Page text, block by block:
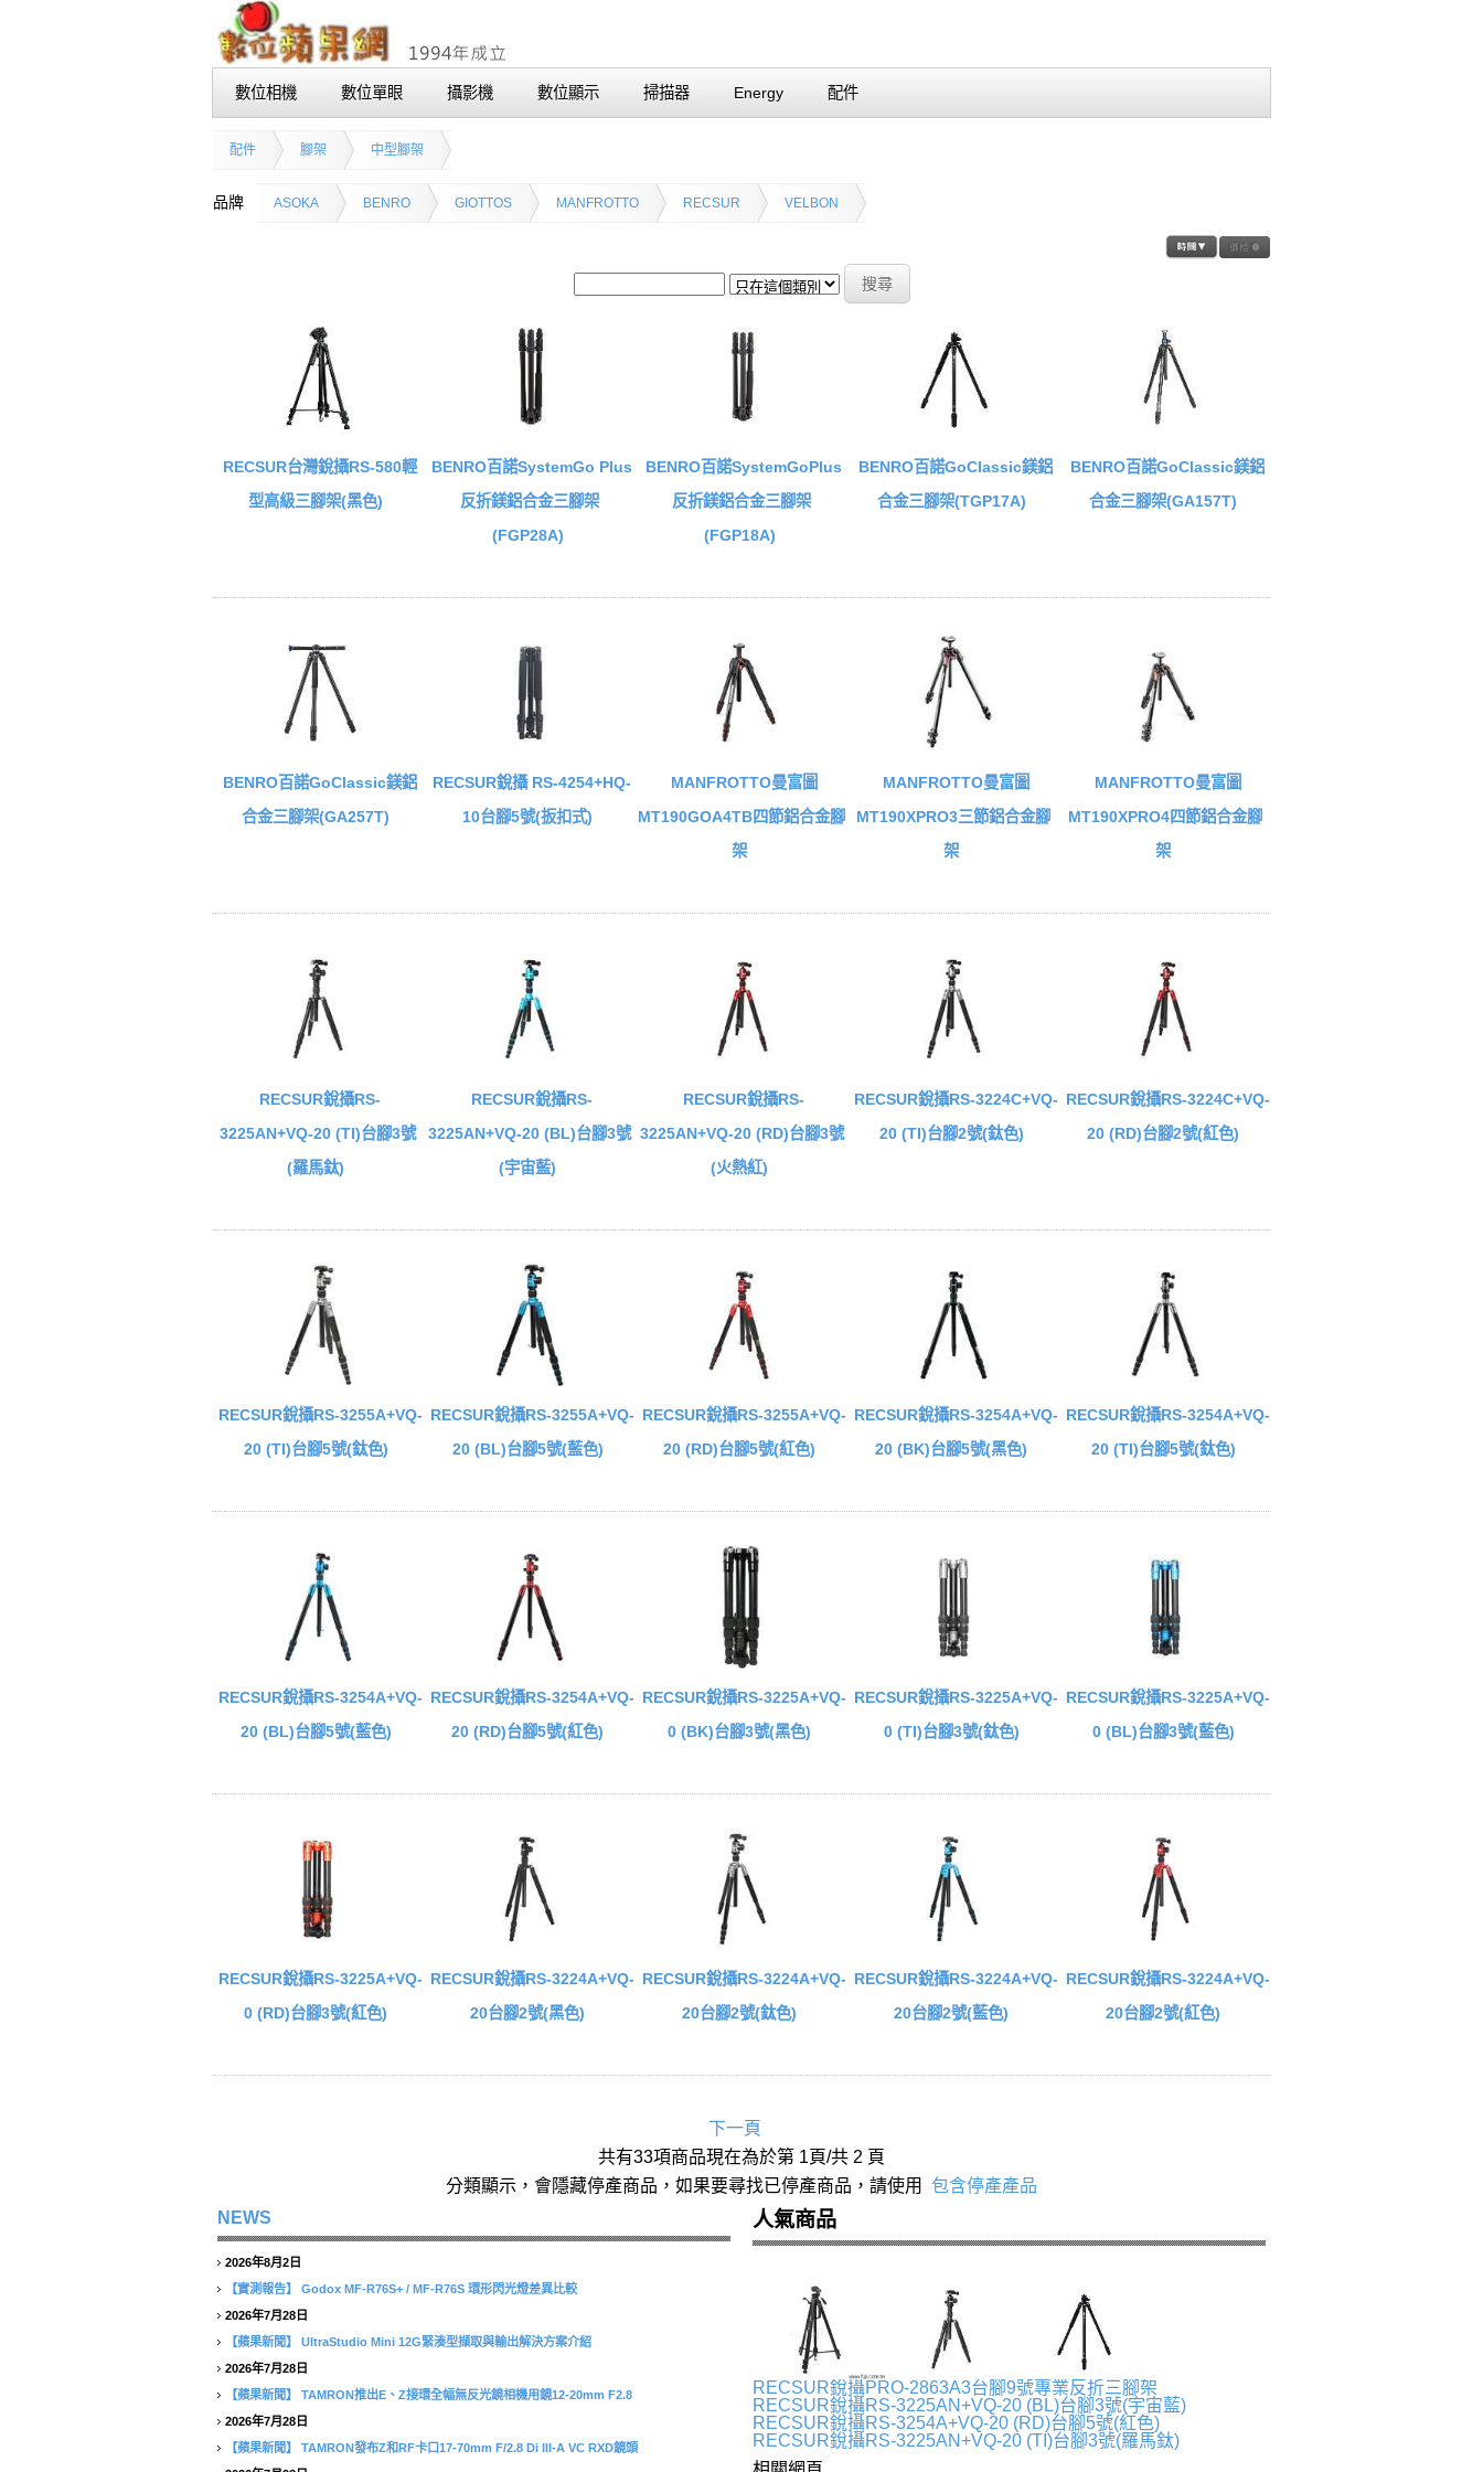
數位相機 數位單眼 攝影機 數位顯示 掃描器 Energy 配件
配件 腳架 中型腳架
品牌 ASOKA BENRO GIOTTOS MANFROTTO RECSUR VELBON
RECSUR台灣銳攝RS-580輕
型高級三腳架(黑色)
BENRO百諾SystemGo Plus
反折鎂鋁合金三腳架
(FGP28A)
BENRO百諾SystemGoPlus
反折鎂鋁合金三腳架
(FGP18A)
BENRO百諾GoClassic鎂鋁
合金三腳架(TGP17A)
BENRO百諾GoClassic鎂鋁
合金三腳架(GA157T)
BENRO百諾GoClassic鎂鋁
合金三腳架(GA257T)
RECSUR銳攝 RS-4254+HQ-
10台腳5號(扳扣式)
MANFROTTO曼富圖
MT190GOA4TB四節鋁合金腳
架
MANFROTTO曼富圖
MT190XPRO3三節鋁合金腳
架
MANFROTTO曼富圖
MT190XPRO4四節鋁合金腳
架
RECSUR銳攝RS-
3225AN+VQ-20 (TI)台腳3號
(羅馬鈦)
RECSUR銳攝RS-
3225AN+VQ-20 (BL)台腳3號
(宇宙藍)
RECSUR銳攝RS-
3225AN+VQ-20 (RD)台腳3號
(火熱紅)
RECSUR銳攝RS-3224C+VQ-
20 (TI)台腳2號(鈦色)
RECSUR銳攝RS-3224C+VQ-
20 (RD)台腳2號(紅色)
RECSUR銳攝RS-3255A+VQ-
20 (TI)台腳5號(鈦色)
RECSUR銳攝RS-3255A+VQ-
20 (BL)台腳5號(藍色)
RECSUR銳攝RS-3255A+VQ-
20 (RD)台腳5號(紅色)
RECSUR銳攝RS-3254A+VQ-
20 (BK)台腳5號(黑色)
RECSUR銳攝RS-3254A+VQ-
20 (TI)台腳5號(鈦色)
RECSUR銳攝RS-3254A+VQ-
20 (BL)台腳5號(藍色)
RECSUR銳攝RS-3254A+VQ-
20 (RD)台腳5號(紅色)
RECSUR銳攝RS-3225A+VQ-
0 (BK)台腳3號(黑色)
RECSUR銳攝RS-3225A+VQ-
0 (TI)台腳3號(鈦色)
RECSUR銳攝RS-3225A+VQ-
0 (BL)台腳3號(藍色)
RECSUR銳攝RS-3225A+VQ-
0 (RD)台腳3號(紅色)
RECSUR銳攝RS-3224A+VQ-
20台腳2號(黑色)
RECSUR銳攝RS-3224A+VQ-
20台腳2號(鈦色)
RECSUR銳攝RS-3224A+VQ-
20台腳2號(藍色)
RECSUR銳攝RS-3224A+VQ-
20台腳2號(紅色)
下一頁
共有33項商品現在為於第 1頁/共 2 頁
分類顯示，會隱藏停產商品，如果要尋找已停產商品，請使用 包含停產產品
NEWS
2026年8月2日
【實測報告】
Godox MF-R76S+ / MF-R76S 環形閃光燈差異比較
2026年7月28日
【蘋果新聞】
UltraStudio Mini 12G緊湊型擷取與輸出解決方案介紹
2026年7月28日
【蘋果新聞】
TAMRON推出E、Z接環全幅無反光鏡相機用鏡12-20mm F2.8
2026年7月28日
【蘋果新聞】
TAMRON發布Z和RF卡口17-70mm F/2.8 Di III-A VC RXD鏡頭
人氣商品
RECSUR銳攝PRO-2863A3台腳9號專業反折三腳架
RECSUR銳攝RS-3225AN+VQ-20 (BL)台腳3號(宇宙藍)
RECSUR銳攝RS-3254A+VQ-20 (RD)台腳5號(紅色)
RECSUR銳攝RS-3225AN+VQ-20 (TI)台腳3號(羅馬鈦)